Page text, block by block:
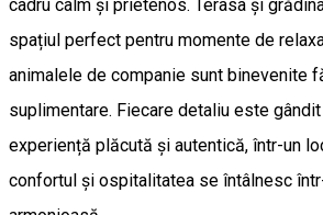
cadru calm și prietenos. Terasa și
spațiul perfect pentru momente de
animalele de companie sunt binevenite
suplimentare. Fiecare detaliu este
experiență plăcută și autentică, într-un
confortul și ospitalitatea se întâlnesc